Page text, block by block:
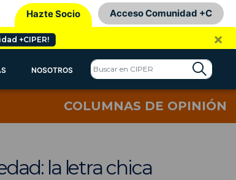
Hazte Socio Acceso Comunidad +C
+CIPER! ×
NOSOTROS
COLUMNAS DE OPINIÓN
la letra chica